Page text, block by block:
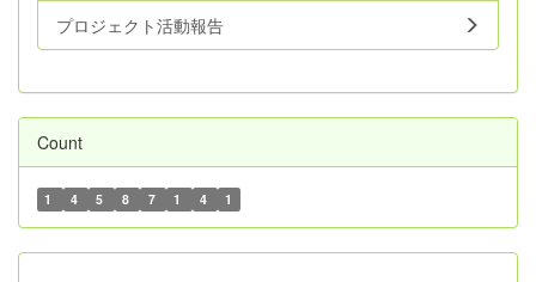
プロジェクト活動報告
Count
1 4 5 8 7 1 4 1